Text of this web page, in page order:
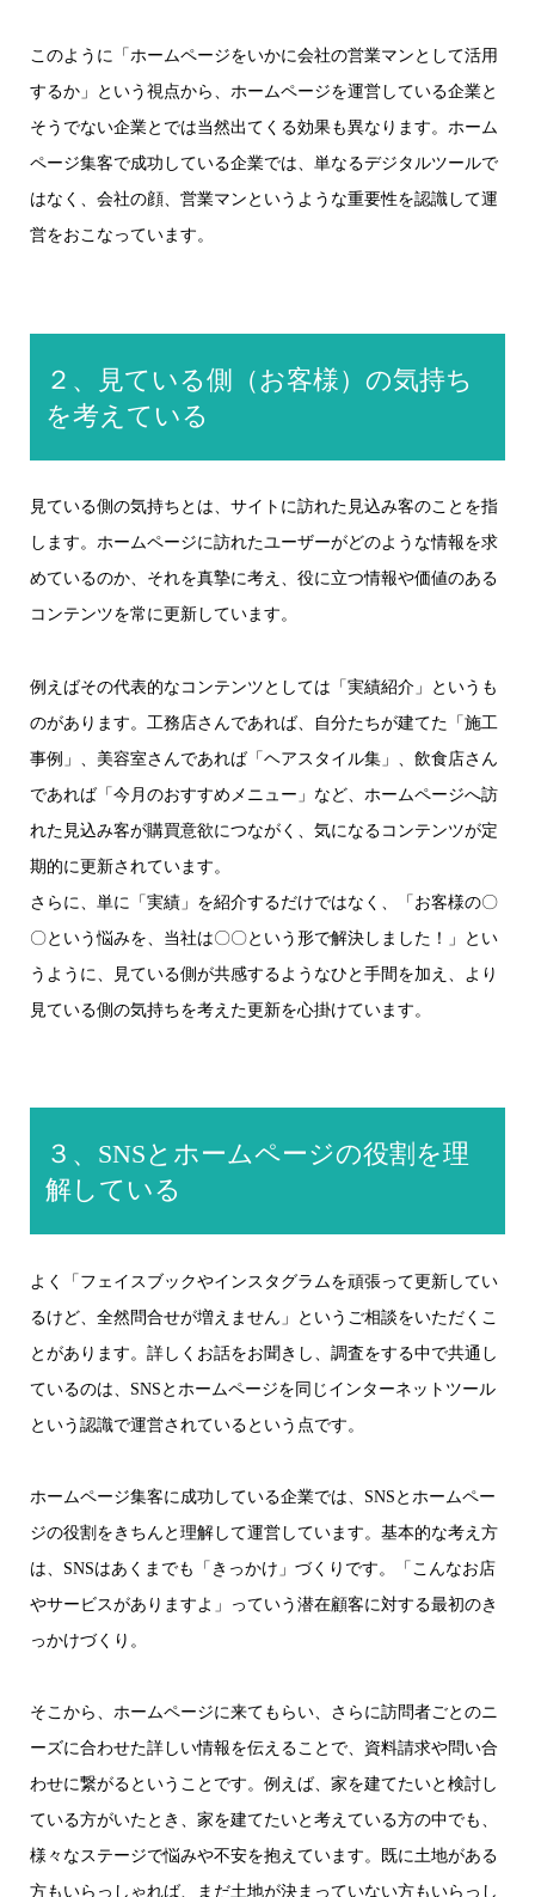
このように「ホームページをいかに会社の営業マンとして活用
するか」という視点から、ホームページを運営している企業と
そうでない企業とでは当然出てくる効果も異なります。ホーム
ページ集客で成功している企業では、単なるデジタルツールで
はなく、会社の顔、営業マンというような重要性を認識して運
営をおこなっています。
２、見ている側（お客様）の気持ち
を考えている
見ている側の気持ちとは、サイトに訪れた見込み客のことを指
します。ホームページに訪れたユーザーがどのような情報を求
めているのか、それを真摯に考え、役に立つ情報や価値のある
コンテンツを常に更新しています。
例えばその代表的なコンテンツとしては「実績紹介」というも
のがあります。工務店さんであれば、自分たちが建てた「施工
事例」、美容室さんであれば「ヘアスタイル集」、飲食店さん
であれば「今月のおすすめメニュー」など、ホームページへ訪
れた見込み客が購買意欲につながく、気になるコンテンツが定
期的に更新されています。
さらに、単に「実績」を紹介するだけではなく、「お客様の〇
〇という悩みを、当社は〇〇という形で解決しました！」とい
うように、見ている側が共感するようなひと手間を加え、より
見ている側の気持ちを考えた更新を心掛けています。
３、SNSとホームページの役割を理
解している
よく「フェイスブックやインスタグラムを頑張って更新してい
るけど、全然問合せが増えません」というご相談をいただくこ
とがあります。詳しくお話をお聞きし、調査をする中で共通し
ているのは、SNSとホームページを同じインターネットツール
という認識で運営されているという点です。
ホームページ集客に成功している企業では、SNSとホームペー
ジの役割をきちんと理解して運営しています。基本的な考え方
は、SNSはあくまでも「きっかけ」づくりです。「こんなお店
やサービスがありますよ」っていう潜在顧客に対する最初のき
っかけづくり。
そこから、ホームページに来てもらい、さらに訪問者ごとのニ
ーズに合わせた詳しい情報を伝えることで、資料請求や問い合
わせに繋がるということです。例えば、家を建てたいと検討し
ている方がいたとき、家を建てたいと考えている方の中でも、
様々なステージで悩みや不安を抱えています。既に土地がある
方もいらっしゃれば、まだ土地が決まっていない方もいらっし